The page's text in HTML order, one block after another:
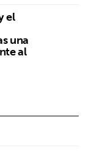
el
una
al